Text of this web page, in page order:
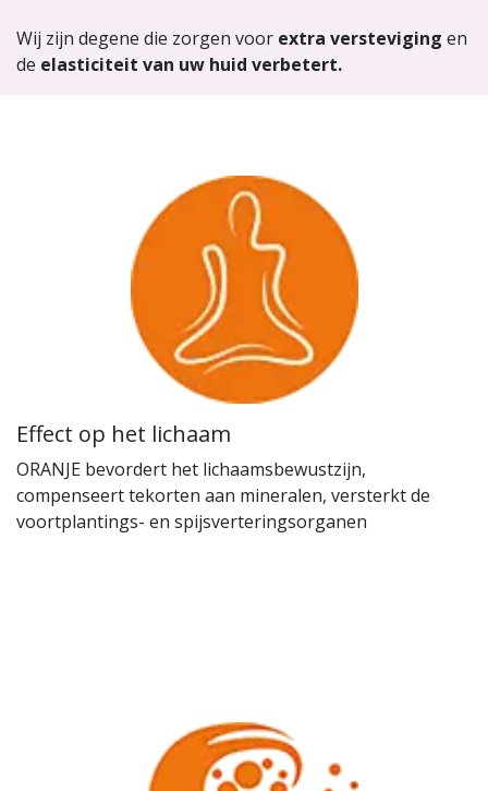
Wij zijn degene die zorgen voor extra versteviging en
de elasticiteit van uw huid verbetert.
Effect op het lichaam
ORANJE bevordert het lichaamsbewustzijn,
compenseert tekorten aan mineralen, versterkt de
voortplantings- en spijsverteringsorganen